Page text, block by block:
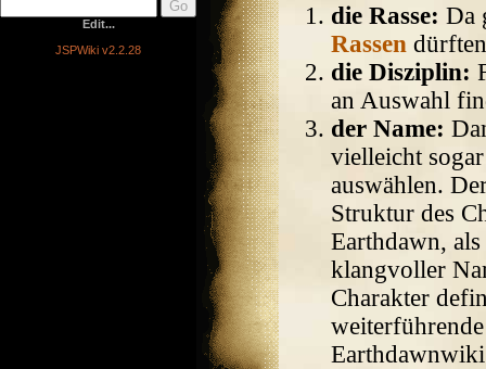
Edit...
JSPWiki v2.2.28
die Rasse: Da
Rassen
die Disziplin:
an Auswahl
der Name:
vielleicht
auswählen.
Struktur des
Earthdawn,
klangvoller
Charakter